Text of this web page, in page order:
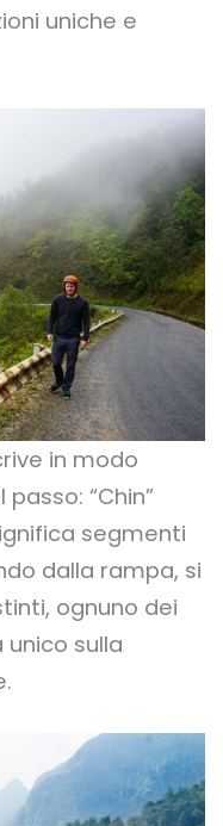
uniche e
in modo
“Chin”
segmenti
dalla rampa, si
ognuno dei
sulla